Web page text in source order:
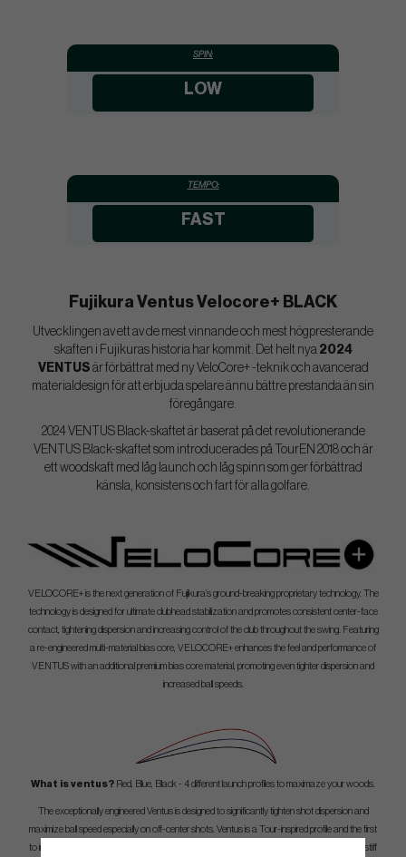
SPIN:
LOW
TEMPO:
FAST
Fujikura Ventus Velocore+ BLACK
Utvecklingen av ett av de mest vinnande och mest högpresterande
skaften i Fujikuras historia har kommit. Det helt nya 2024
VENTUS är förbättrat med ny VeloCore+ -teknik och avancerad
materialdesign för att erbjuda spelare ännu bättre prestanda än sin
föregångare.
2024 VENTUS Black-skaftet är baserat på det revolutionerande
VENTUS Black-skaftet som introducerades på TourEN 2018 och är
ett woodskaft med låg launch och låg spinn som ger förbättrad
känsla, konsistens och fart för alla golfare.
VELOCORE+ is the next generation of Fujikura’s ground-breaking proprietary technology. The
technology is designed for ultimate clubhead stabilization and promotes consistent center-face
contact, tightening dispersion and increasing control of the club throughout the swing. Featuring
a re-engineered multi-material bias core, VELOCORE+ enhances the feel and performance of
VENTUS with an additional premium bias core material, promoting even tighter dispersion and
increased ball speeds.
What is ventus? Red, Blue, Black - 4 different launch profiles to maximaze your woods.
The exceptionally engineered Ventus is designed to significantly tighten shot dispersion and
maximize ball speed especially on off-center shots. Ventus is a Tour-inspired profile and the first
to include Fujikura’s all-new VeloCore/Velocore+ Technology in an accelerated taper, ultra-stiff